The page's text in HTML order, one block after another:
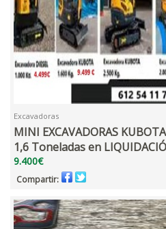
Excavadoras
MINI EXCAVADORAS
1,6 Toneladas en
9.400€
Compartir: